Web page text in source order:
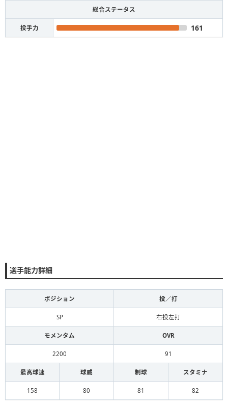
総合ステータス
投手力 161
選手能力詳細
ポジション 投／打
SP 右投左打
モメンタム OVR
2200 91
最高球速 球威 制球 スタミナ
158 80 81 82